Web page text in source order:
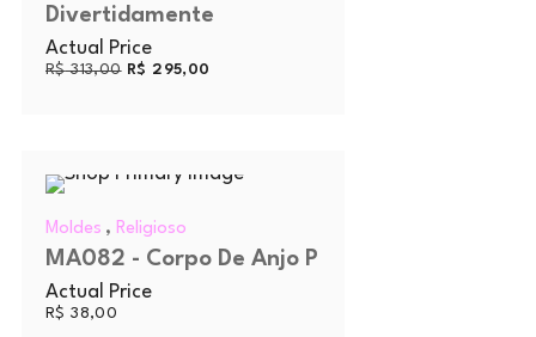
Divertidamente
Actual Price
R$313,00 R$ 295,00
Moldes , Religioso
MA082 - Corpo De Anjo P
Actual Price
R$ 38,00